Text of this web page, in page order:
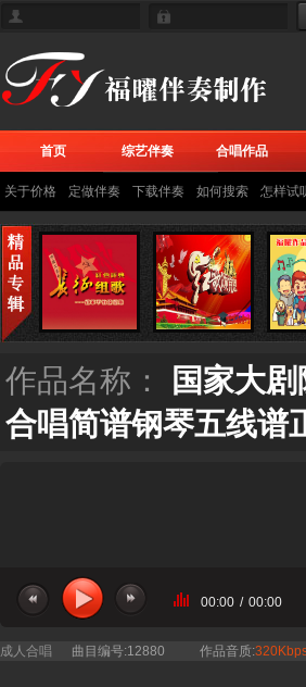
首页 综艺伴奏 合唱作品
关于价格 定做伴奏 下载伴奏 如何搜索 怎样试
作品名称：
国家大
合唱简谱钢琴五线谱
当前曲目：国家大剧院合唱团 - 我爱你中国
00:00 / 00:00
成人合唱 曲目编号:12880 作品音质: